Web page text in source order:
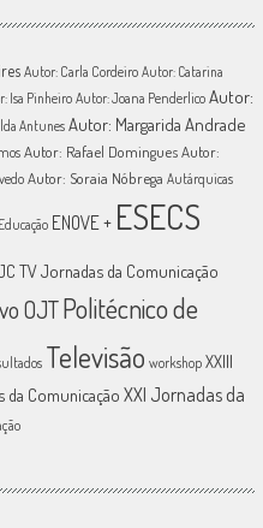
Autor: Carla Cordeiro Autor: Catarina
Isa Pinheiro Autor: Joana Penderlico Autor:
Antunes Autor: Margarida Andrade
Autor: Rafael Domingues Autor:
Autor: Soraia Nóbrega Autárquicas
Educação ENOVE + ESECS
TVJornadas da Comunicação
OJTPolitécnico de
Televisão workshop XXIII
da Comunicação XXI Jornadas da